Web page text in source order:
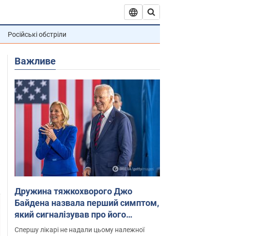
Російські обстріли
Важливе
Дружина тяжкохворого Джо
Байдена назвала перший симптом,
який сигналізував про його
"агресивний" рак
Спершу лікарі не надали цьому належної